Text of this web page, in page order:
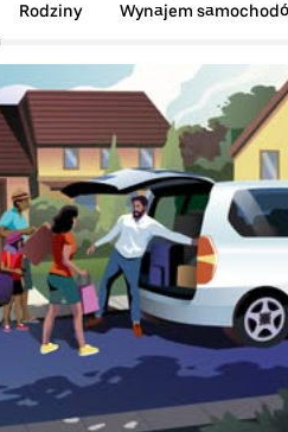
Rodziny Wynajem